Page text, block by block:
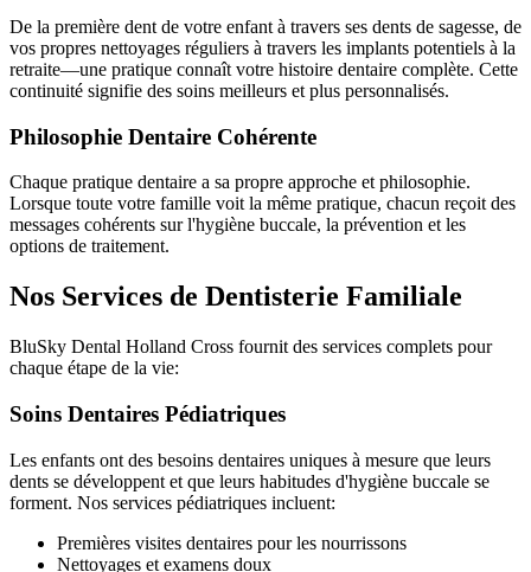
De la première dent de votre enfant à travers ses dents de sagesse, de
vos propres nettoyages réguliers à travers les implants potentiels à la
retraite—une pratique connaît votre histoire dentaire complète. Cette
continuité signifie des soins meilleurs et plus personnalisés.
Philosophie Dentaire Cohérente
Chaque pratique dentaire a sa propre approche et philosophie.
Lorsque toute votre famille voit la même pratique, chacun reçoit des
messages cohérents sur l'hygiène buccale, la prévention et les
options de traitement.
Nos Services de Dentisterie Familiale
BluSky Dental Holland Cross fournit des services complets pour
chaque étape de la vie:
Soins Dentaires Pédiatriques
Les enfants ont des besoins dentaires uniques à mesure que leurs
dents se développent et que leurs habitudes d'hygiène buccale se
forment. Nos services pédiatriques incluent:
Premières visites dentaires pour les nourrissons
Nettoyages et examens doux